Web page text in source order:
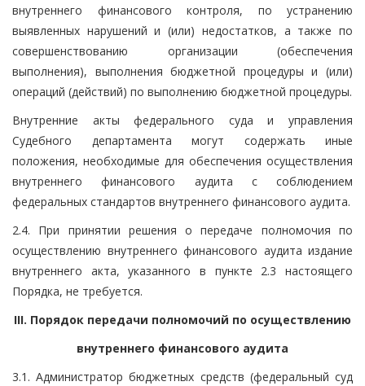
внутреннего финансового контроля, по устранению
выявленных нарушений и (или) недостатков, а также по
совершенствованию организации (обеспечения
выполнения), выполнения бюджетной процедуры и (или)
операций (действий) по выполнению бюджетной процедуры.
Внутренние акты федерального суда и управления
Судебного департамента могут содержать иные
положения, необходимые для обеспечения осуществления
внутреннего финансового аудита с соблюдением
федеральных стандартов внутреннего финансового аудита.
2.4. При принятии решения о передаче полномочия по
осуществлению внутреннего финансового аудита издание
внутреннего акта, указанного в пункте 2.3 настоящего
Порядка, не требуется.
III. Порядок передачи полномочий по осуществлению
внутреннего финансового аудита
3.1. Администратор бюджетных средств (федеральный суд